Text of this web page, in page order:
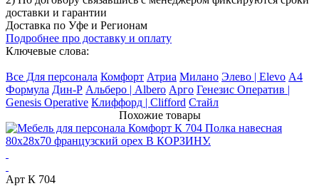
доставки и гарантии
Доставка по Уфе и Регионам
Подробнее про доставку и оплату
Ключевые слова:
Все Для персонала Комфорт Атриа Милано Элево | Elevo А4
Формула Дин-Р Альберо | Albero Арго Генезис Оператив |
Genesis Operative Клиффорд | Clifford Стайл
Похожие товары
Арт К 704